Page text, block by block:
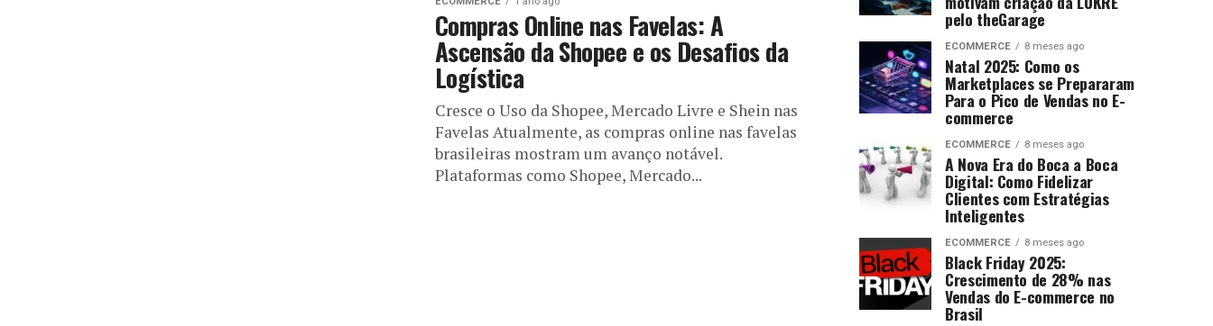
Compras Online nas Favelas: A
Ascensão da Shopee e os Desafios da
Logística
Cresce o Uso da Shopee, Mercado Livre e Shein nas
Favelas Atualmente, as compras online nas favelas
brasileiras mostram um avanço notável.
Plataformas como Shopee, Mercado...
pelo theGarage
ECOMMERCE 8 meses ago
Natal 2025: Como os
Marketplaces se Prepararam
Para o Pico de Vendas no E-
commerce
ECOMMERCE 8 meses ago
A Nova Era do Boca a Boca
Digital: Como Fidelizar
Clientes com Estratégias
Inteligentes
ECOMMERCE 8 meses ago
Black Friday 2025:
Crescimento de 28% nas
Vendas do E-commerce no
Brasil